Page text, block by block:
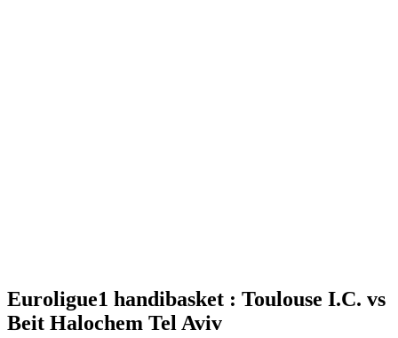
Euroligue1 handibasket : Toulouse I.C. vs
Beit Halochem Tel Aviv